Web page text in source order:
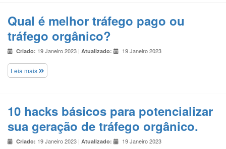
Qual é melhor tráfego pago ou
tráfego orgânico?
Criado: 19 Janeiro 2023 | Atualizado: 19 Janeiro 2023
Leia mais
10 hacks básicos para potencializar
sua geração de tráfego orgânico.
Criado: 19 Janeiro 2023 | Atualizado: 19 Janeiro 2023